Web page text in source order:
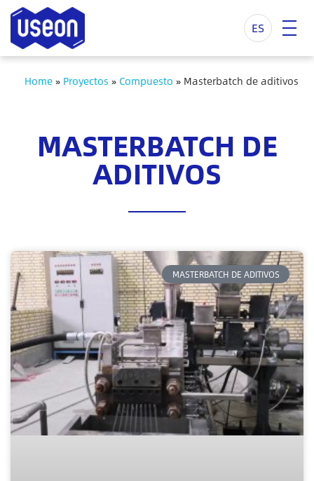
ES
Home» Proyectos » Compuesto » Masterbatch de aditivos
MASTERBATCH DE
ADITIVOS
MASTERBATCH DE ADITIVOS